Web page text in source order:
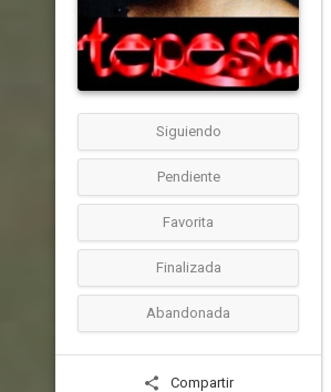
Siguiendo
Pendiente
Favorita
Finalizada
Abandonada
Compartir